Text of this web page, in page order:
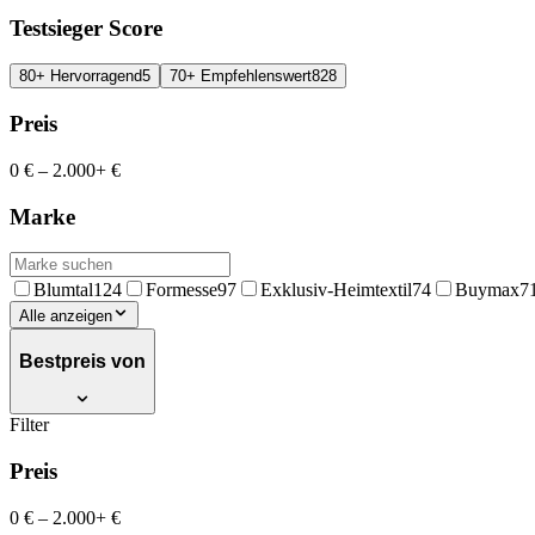
Testsieger Score
80+ Hervorragend5 70+ Empfehlenswert828
Preis
0 € – 2.000+ €
Marke
Blumtal124 Formesse97 Exklusiv-Heimtextil74 Buymax71
Alle anzeigen
Bestpreis von
Filter
Preis
0 € – 2.000+ €